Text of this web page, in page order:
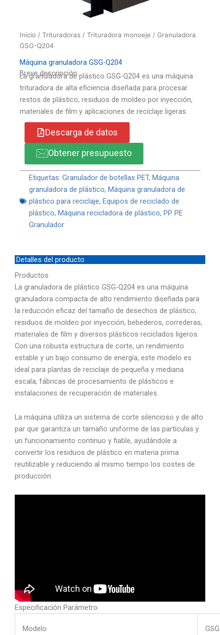
Inicio / Trituradoras / Trituradora monoeje / Granuladora
GSG-Q204
Máquina granuladora GSG-Q204
Breve descripción:
La granuladora de plástico GSG-Q204 es una máquina
trituradora de alta eficiencia diseñada para procesar
restos de plástico, residuos de moldeo por inyección,
materiales de film y aplicaciones de reciclaje ligeras.
Descarga de datos
Obtener presupuesto
Etiquetas: Granulador de botellas PET, Máquina
granuladora de plástico, Máquina granuladora de
plástico para reciclaje, Equipos de reciclado de
plástico, Máquina recicladora de plástico, PP PE
Granulador
Detalles del producto
Productos
La granuladora de plástico GSG-Q204 es una máquina
granuladora compacta de alto rendimiento diseñada para
la reducción eficaz del tamaño de desechos de plástico,
residuos de moldeo por inyección, bebederos, correderas,
materiales de film y diversos plásticos reciclados ligeros.
Con una robusta estructura de corte, un rendimiento
estable y un bajo consumo de energía, este modelo es
ideal para plantas de reciclaje de pequeña y mediana
escala, fábricas de procesamiento de plásticos e
instalaciones de recuperación de materiales.
La máquina utiliza un sistema de corte silencioso y de alto
par que garantiza un tamaño uniforme de las partículas y
un funcionamiento continuo y fiable, ayudándole a
convertir los residuos de plástico en materia prima
reutilizable y reduciendo al mismo tiempo los costes de
producción.
Especificación Parámetro
Modelo